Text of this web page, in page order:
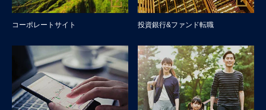
コーポレートサイト 投資銀行&ファンド転職